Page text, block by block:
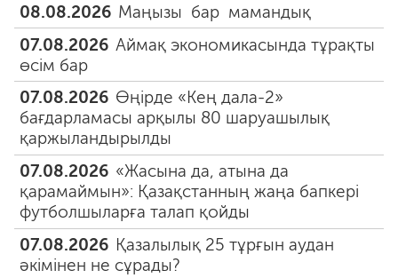
08.08.2026 Маңызы бар мамандық
07.08.2026 Аймақ экономикасында тұрақты
өсім бар
07.08.2026 Өңірде «Кең дала-2»
бағдарламасы арқылы 80 шаруашылық
қаржыландырылды
07.08.2026 «Жасына да, атына да
қарамаймын»: Қазақстанның жаңа бапкері
футболшыларға талап қойды
07.08.2026 Қазалылық 25 тұрғын аудан
әкімінен не сұрады?